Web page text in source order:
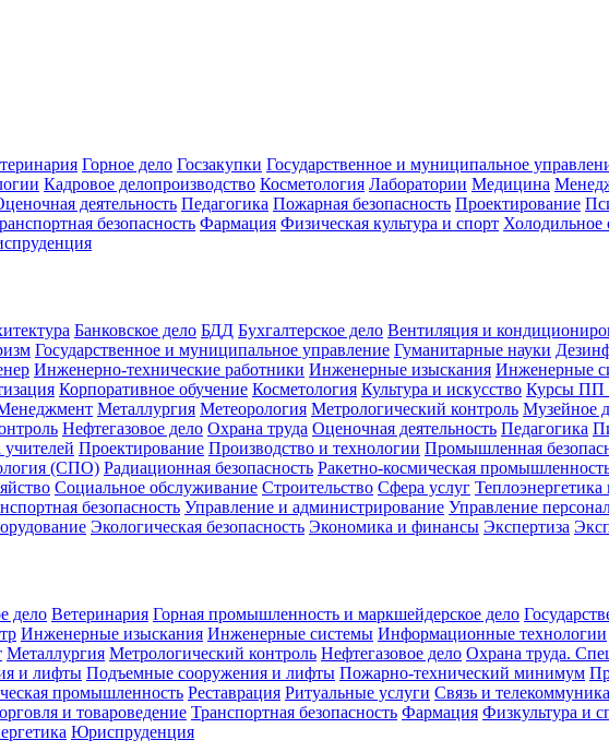
Горное дело Госзакупки Государственное и муниципальное
Кадровое делопроизводство Косметология Лаборатории Медицина
деятельность Педагогика Пожарная безопасность Проектирование
безопасность Фармация Физическая культура и спорт Холодильное
Банковское дело БДД Бухгалтерское дело Вентиляция и
Государственное и муниципальное управление Гуманитарные науки
Инженерно-технические работники Инженерные изыскания Инженерные
Корпоративное обучение Косметология Культура и искусство Курсы
Металлургия Метеорология Метрологический контроль Музейное
Нефтегазовое дело Охрана труда Оценочная деятельность Педагогика
Проектирование Производство и технологии Промышленная
(СПО) Радиационная безопасность Ракетно-космическая
Социальное обслуживание Строительство Сфера услуг Теплоэнергетика
безопасность Управление и администрирование Управление
Экологическая безопасность Экономика и финансы Экспертиза
дело Ветеринария Горная промышленность и маркшейдерское дело
Инженерные изыскания Инженерные системы Информационные технологии
Металлургия Метрологический контроль Нефтегазовое дело Охрана труда.
и лифты Подъемные сооружения и лифты Пожарно-технический минимум
промышленность Реставрация Ритуальные услуги Связь и
и товароведение Транспортная безопасность Фармация Физкультура и
Юриспруденция